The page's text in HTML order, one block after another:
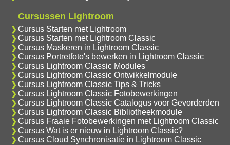
Cursussen Lightroom
Cursus Starten met Lightroom
Cursus Starten met Lightroom Classic
Cursus Maskeren in Lightroom Classic
Cursus Portretfoto's bewerken in Lightroom Classic
Cursus Lightroom Classic Modules
Cursus Lightroom Classic Ontwikkelmodule
Cursus Lightroom Classic Tips & Tricks
Cursus Lightroom Classic Fotobewerkingen
Cursus Lightroom Classic Catalogus voor Gevorderden
Cursus Lightroom Classic Bibliotheekmodule
Cursus Fraaie Fotobewerkingen met Lightroom Classic
Cursus Wat is er nieuw in Lightroom Classic?
Cursus Cloud Synchronisatie in Lightroom Classic